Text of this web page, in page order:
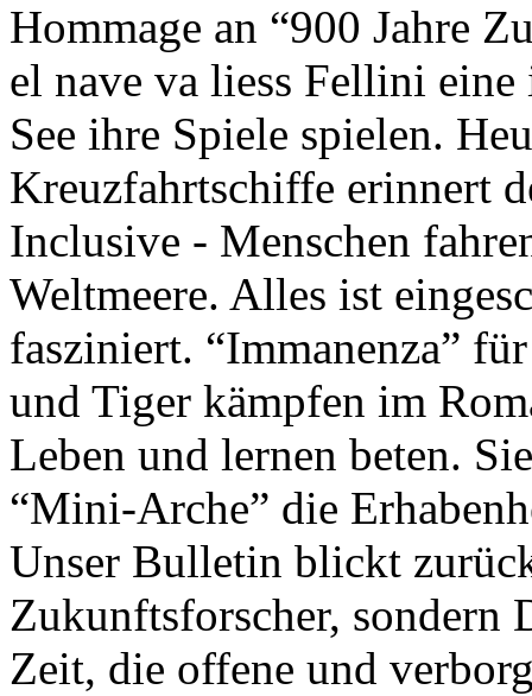
Hommage an “900 Jahre
el nave va liess Fellini
See ihre Spiele spielen.
Kreuzfahrtschiffe erinnert
Inclusive - Menschen
Weltmeere. Alles ist
fasziniert. “Immanenza”
und Tiger kämpfen im
Leben und lernen beten.
“Mini-Arche” die
Unser Bulletin blickt
Zukunftsforscher, sondern
Zeit, die offene und